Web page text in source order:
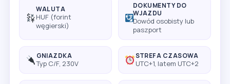
WALUTA
HUF (forint
węgierski)
DOKUMENTY DO
WJAZDU
Dowód osobisty lub
paszport
GNIAZDKA
Typ C/F, 230V
STREFA CZASOWA
UTC+1, latem UTC+2